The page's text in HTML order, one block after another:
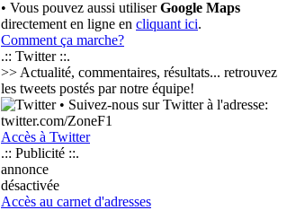
• Vous pouvez aussi utiliserGoogle Maps
directement en ligne en cliquant ici.
Comment ça marche?
.:: Twitter ::.
>> Actualité, commentaires, résultats... retrouvez
les tweets postés par notre équipe!
• Suivez-nous sur Twitter à l'adresse:
twitter.com/ZoneF1
Accès à Twitter
.:: Publicité ::.
annonce
désactivée
Accès au carnet d'adresses